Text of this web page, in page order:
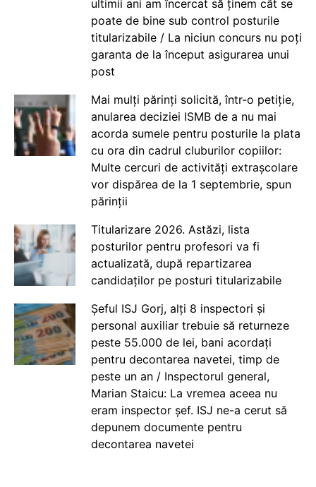
ultimii ani am încercat să ținem cât se
poate de bine sub control posturile
titularizabile / La niciun concurs nu poți
garanta de la început asigurarea unui
post
Mai mulți părinți solicită, într-o petiție,
anularea deciziei ISMB de a nu mai
acorda sumele pentru posturile la plata
cu ora din cadrul cluburilor copiilor:
Multe cercuri de activități extrașcolare
vor dispărea de la 1 septembrie, spun
părinții
Titularizare 2026. Astăzi, lista
posturilor pentru profesori va fi
actualizată, după repartizarea
candidaților pe posturi titularizabile
Șeful ISJ Gorj, alți 8 inspectori și
personal auxiliar trebuie să returneze
peste 55.000 de lei, bani acordați
pentru decontarea navetei, timp de
peste un an / Inspectorul general,
Marian Staicu: La vremea aceea nu
eram inspector șef. ISJ ne-a cerut să
depunem documente pentru
decontarea navetei